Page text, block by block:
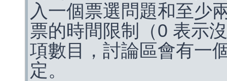
入一個票選問題和至少
票的時間限制（0 表示
項數目，討論區會有一
定。